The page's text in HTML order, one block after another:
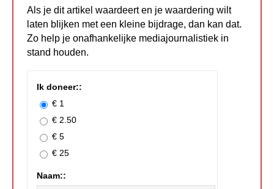
Als je dit artikel waardeert en je waardering wilt
laten blijken met een kleine bijdrage, dan kan dat.
Zo help je onafhankelijke mediajournalistiek in
stand houden.
Ik doneer::
€ 1
€ 2.50
€ 5
€ 25
Naam::